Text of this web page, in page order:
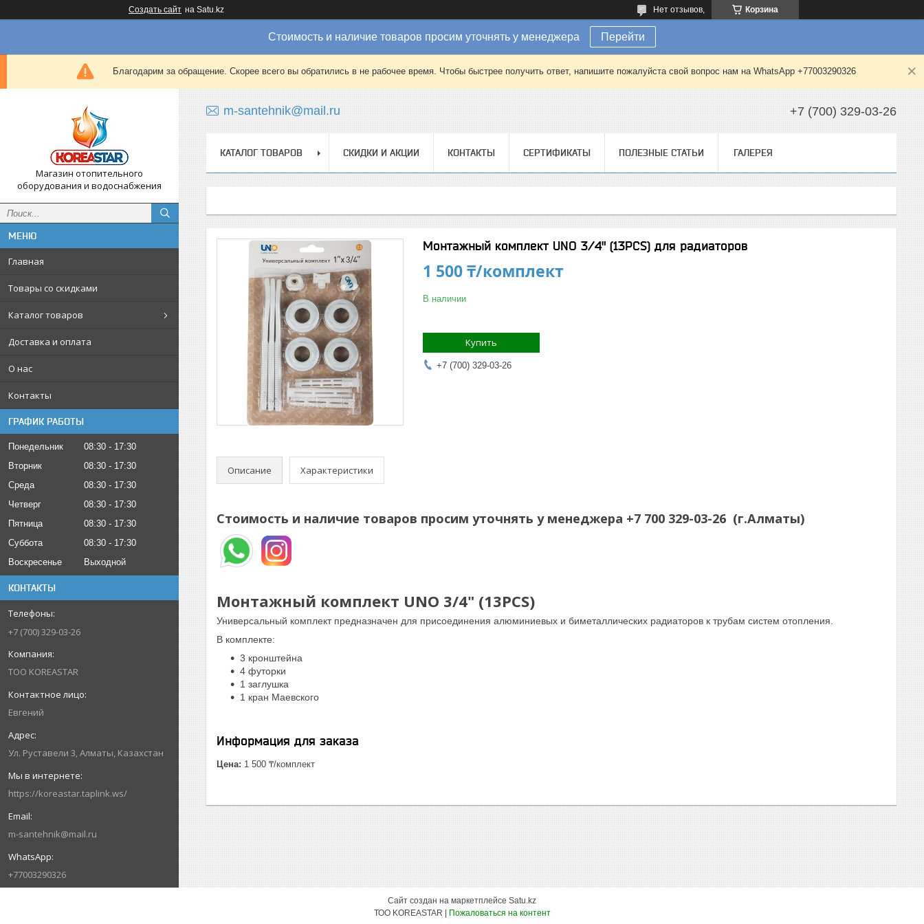
Создать сайт на Satu.kz Корзина
Нет отзывов,
Стоимость и наличие товаров просим уточнять у менеджера Перейти
Благодарим за обращение. Скорее всего вы обратились в не рабочее время. Чтобы быстрее получить ответ, напишите пожалуйста свой вопрос нам на WhatsApp +77003290326
Магазин отопительного
оборудования и водоснабжения
Главная
Товары со скидками
Каталог товаров
Доставка и оплата
О нас
Контакты
ГРАФИК РАБОТЫ
Понедельник 08:30
17:30
Вторник
08:30
17:30
Среда
08:30
17:30
Четверг
08:30
17:30
Пятница
08:30
17:30
Суббота
08:30
17:30
Воскресенье
Выходной
КОНТАКТЫ
+7 (700) 329-03-26
ТОО KOREASTAR
Евгений
Ул. Руставели 3, Алматы, Казахстан
https://koreastar.taplink.ws/
m-santehnik@mail.ru
+77003290326
m-santehnik@mail.ru +7 (700) 329-03-26
КАТАЛОГ ТОВАРОВ СКИДКИ И АКЦИИ КОНТАКТЫ СЕРТИФИКАТЫ ПОЛЕЗНЫЕ СТАТЬИ ГАЛЕРЕЯ
Монтажный комплект UNO 3/4" (13PCS) для радиаторов
1 500 ₸/комплект
В наличии
Купить
+7 (700) 329-03-26
Описание Характеристики
Стоимость и наличие товаров просим уточнять у менеджера +7 700 329-03-26 (г.Алматы)
Монтажный комплект UNO 3/4" (13PCS)
Универсальный комплект предназначен для присоединения алюминиевых и биметаллических радиаторов к трубам систем отопления.
В комплекте:
3 кронштейна
4 футорки
1 заглушка
1 кран Маевского
Информация для заказа
Цена: 1 500 ₸/комплект
Сайт создан на маркетплейсе Satu.kz
Пожаловаться на контент